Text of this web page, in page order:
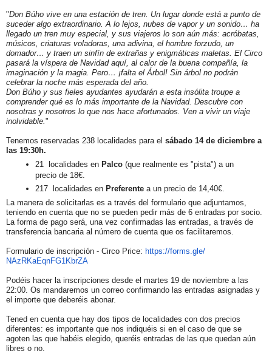
"Don Búho vive en una estación de tren. Un lugar donde está a punto de
suceder algo extraordinario. A lo lejos, nubes de vapor y un sonido… ha
llegado un tren muy especial, y sus viajeros lo son aún más: acróbatas,
músicos, criaturas voladoras, una adivina, el hombre forzudo, un
domador… y traen un sinfín de extrañas y enigmáticas maletas. El Circo
pasará la víspera de Navidad aquí, al calor de la buena compañía, la
imaginación y la magia. Pero… ¡falta el Árbol! Sin árbol no podrán
celebrar la noche más esperada del año.
Don Búho y sus fieles ayudantes ayudarán a esta insólita troupe a
comprender qué es lo más importante de la Navidad. Descubre con
nosotras y nosotros lo que nos hace afortunados. Ven a vivir un viaje
inolvidable. "
Tenemos reservadas 238 localidades para el sábado 14 de diciembre a
las 19:30h.
21 localidades en Palco (que realmente es "pista") a un
precio de 18€.
217 localidades en Preferente a un precio de 14,40€.
La manera de solicitarlas es a través del formulario que adjuntamos,
teniendo en cuenta que no se pueden pedir más de 6 entradas por socio.
La forma de pago será, una vez confirmadas las entradas, a través de
transferencia bancaria al número de cuenta que os facilitaremos.
Formulario de inscripción - Circo Price: https://forms.gle/
NAzRKaEqnFG1KbrZA
Podéis hacer la inscripciones desde el martes 19 de noviembre a las
22:00. Os mandaremos un correo confirmando las entradas asignadas y
el importe que deberéis abonar.
Tened en cuenta que hay dos tipos de localidades con dos precios
diferentes: es importante que nos indiquéis si en el caso de que se
agoten las que habéis elegido, queréis entradas de las que quedan aún
libres o no.